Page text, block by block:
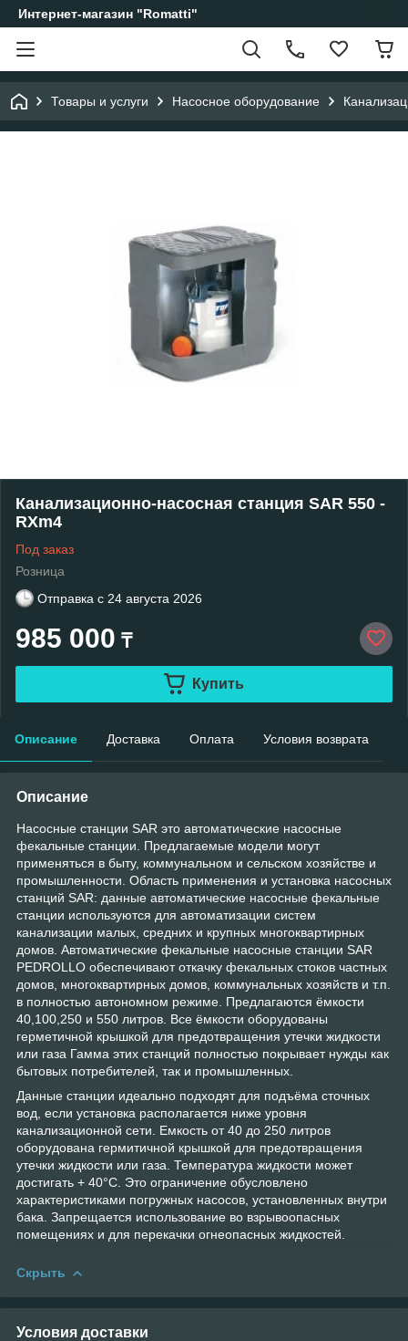
Интернет-магазин "Romatti"
Товары и услуги Насосное оборудование
Канализационно-насосная станция SAR 550 -
RXm4
Под заказ
Розница
Отправка с 24 августа 2026
985 000 ₸
Купить
Описание Доставка Оплата Условия возврата
Описание
Насосные станции SAR это автоматические насосные
фекальные станции. Предлагаемые модели могут
применяться в быту, коммунальном и сельском хозяйстве и
промышленности. Область применения и установка насосных
станций SAR: данные автоматические насосные фекальные
станции используются для автоматизации систем
канализации малых, средних и крупных многоквартирных
домов. Автоматические фекальные насосные станции SAR
PEDROLLO обеспечивают откачку фекальных стоков частных
домов, многоквартирных домов, коммунальных хозяйств и т.п.
в полностью автономном режиме. Предлагаются ёмкости
40,100,250 и 550 литров. Все ёмкости оборудованы
герметичной крышкой для предотвращения утечки жидкости
или газа Гамма этих станций полностью покрывает нужды как
бытовых потребителей, так и промышленных.
Данные станции идеально подходят для подъёма сточных
вод, если установка располагается ниже уровня
канализационной сети. Емкость от 40 до 250 литров
оборудована гермитичной крышкой для предотвращения
утечки жидкости или газа. Температура жидкости может
достигать + 40°С. Это ограничение обусловлено
характеристиками погружных насосов, установленных внутри
бака. Запрещается использование во взрывоопасных
помещениях и для перекачки огнеопасных жидкостей.
Скрыть
Условия доставки